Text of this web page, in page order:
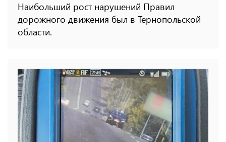
Наибольший рост нарушений Правил
дорожного движения был в Тернопольской
области.